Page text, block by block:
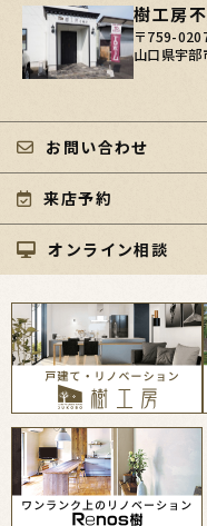
樹工房
〒759-
山口県宇部
お問い合わせ
来店予約
オンライン相談